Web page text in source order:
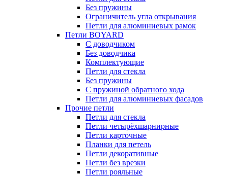
Без пружины
Ограничитель угла открывания
Петли для алюминиевых рамок
Петли BOYARD
С доводчиком
Без доводчика
Комплектующие
Петли для стекла
Без пружины
С пружиной обратного хода
Петли для алюминиевых фасадов
Прочие петли
Петли для стекла
Петли четырёхшарнирные
Петли карточные
Планки для петель
Петли декоративные
Петли без врезки
Петли рояльные